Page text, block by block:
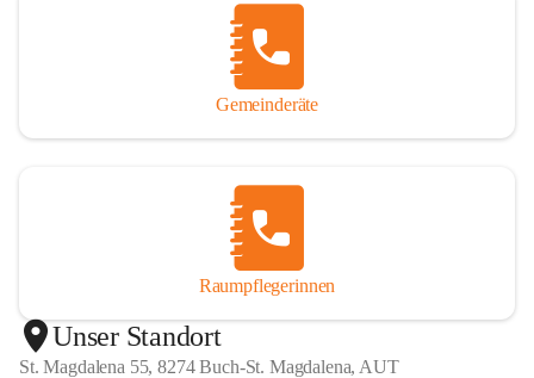
Gemeinderäte
Raumpflegerinnen
Unser Standort
St. Magdalena 55, 8274 Buch-St. Magdalena, AUT